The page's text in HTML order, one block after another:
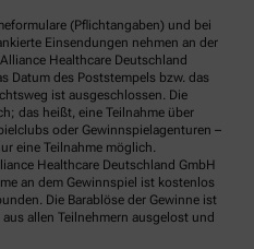
(Pflichtangaben) und bei
Einsendungen nehmen an der
Healthcare Deutschland
Datum des Poststempels bzw. das
ist ausgeschlossen. Die
das heißt, eine Teilnahme über
oder Gewinnspielagenturen –
eine Teilnahme möglich.
Healthcare Deutschland GmbH
an dem Gewinnspiel ist kostenlos
Die Barablöse der Gewinne ist
allen Teilnehmern ausgelost und